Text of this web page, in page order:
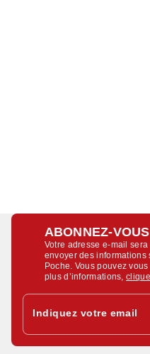
ABONNEZ-
Votre adresse e-mail
envoyer des informations
Poche. Vous pouvez
plus d’informations,
Indiquez votre email